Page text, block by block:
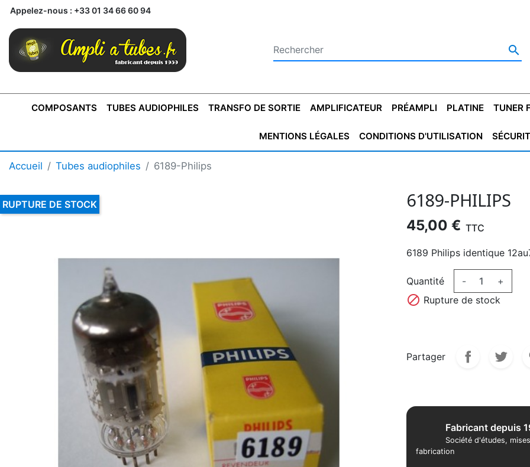
Appelez-nous : +33 01 34 66 60 94

COMPOSANTS
BONTONS
AXE 4MM
BONTONS
COFFRET
POUR
COFFRET
TUBES AUDIOPHILES TRANSFO DE SORTIE
TRANSFORMATEUR DE SORTIE DE
CLASSE "A" SINGLE
TRANSFORMATEUR DE SORTIE
TYPE PUSH PULL
AMPLIFICATEUR
AMPLI MONO AMPLI STÉRÉO
PRÉAMPLI PLATINE TUNER
AMPLIFICATEURS LECTEURS CD PRÉAMPLI AVEC TUNER
SUPRAVOX FERTIN
MENTIONS LÉGALES CONDITIONS D'UTILISATION
Accueil Tubes audiophiles 6189-Philips
RUPTURE DE STOCK 6189-PHILIPS
45,00 € TTC
6189 Philips identique
Quantité - +
 Rupture de stock
Partager
Fabricant depuis
Société d'études,
fabrication